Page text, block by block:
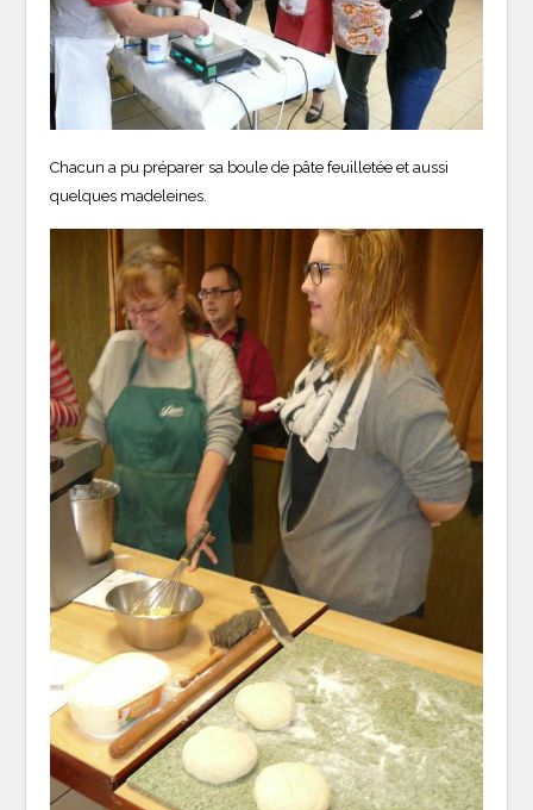
Chacun a pu préparer sa boule de pâte feuilletée et aussi
quelques madeleines.